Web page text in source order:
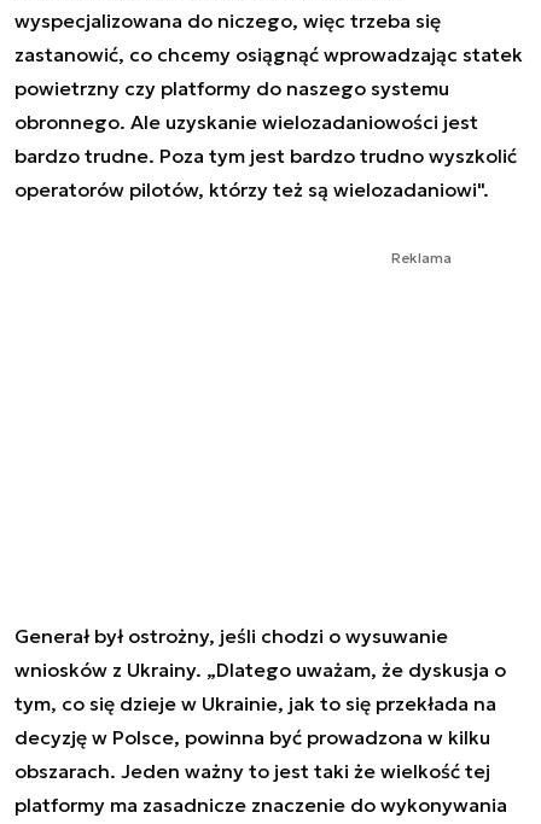
wyspecjalizowana do niczego, więc trzeba się
zastanowić, co chcemy osiągnąć wprowadzając statek
powietrzny czy platformy do naszego systemu
obronnego. Ale uzyskanie wielozadaniowości jest
bardzo trudne. Poza tym jest bardzo trudno wyszkolić
operatorów pilotów, którzy też są wielozadaniowi".
Reklama
Generał był ostrożny, jeśli chodzi o wysuwanie
wniosków z Ukrainy. „Dlatego uważam, że dyskusja o
tym, co się dzieje w Ukrainie, jak to się przekłada na
decyzję w Polsce, powinna być prowadzona w kilku
obszarach. Jeden ważny to jest taki że wielkość tej
platformy ma zasadnicze znaczenie do wykonywania